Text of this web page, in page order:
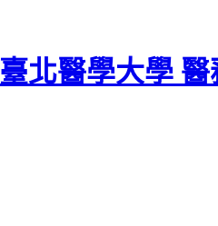
臺北醫學大學